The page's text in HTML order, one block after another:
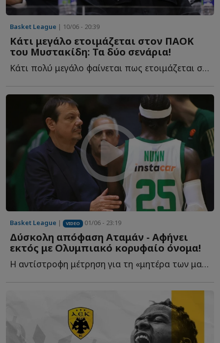
Basket League | 10/06 - 20:39
Κάτι μεγάλο ετοιμάζεται στον ΠΑΟΚ
του Μυστακίδη: Τα δύο σενάρια!
Κάτι πολύ μεγάλο φαίνεται πως ετοιμάζεται στον ΠΑΟΚ τ...
Basket League | VIDEO 01/06 - 23:19
Δύσκολη απόφαση Αταμάν - Αφήνει
εκτός με Ολυμπιακό κορυφαίο όνομα!
Η αντίστροφη μέτρηση για τη «μητέρα των μαχών» έχει ξ...